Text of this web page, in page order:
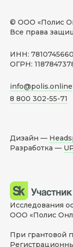
© ООО «Полис
Все права
ИНН: 7810745660
ОГРН:
info@polis.online
8 800 302-55-71
Дизайн —
Разработка —
Исследования
ООО «Полис
При грантовой